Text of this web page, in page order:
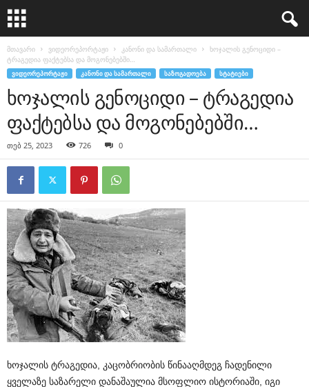
მთავარი ვიდეორეპორტაჟი კანონი და სამართალი
ხოჯალის გენოციდი –
ტრაგედია ფაქტებსა და მოგონებებში…
ᲕᲘᲓᲔᲝᲠᲔᲞᲝᲠᲢᲐᲟᲘ ᲙᲐᲜᲝᲜᲘ ᲓᲐ ᲡᲐᲛᲐᲠᲗᲐᲚᲘ ᲡᲐᲖᲝᲒᲐᲓᲝᲔᲑᲐ ᲡᲢᲐᲢᲘᲔᲑᲘ
ხოჯალის გენოციდი – ტრაგედია
ფაქტებსა და მოგონებებში…
თებ 25, 2023 726 0
ხოჯალის ტრაგედია, კაცობრიობის წინააღმდეგ ჩადენილი
ყველაზე საზარელი დანაშაულია მსოფლიო ისტორიაში, იგი